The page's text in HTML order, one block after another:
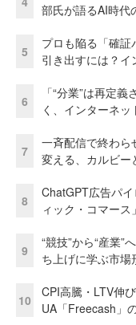
部氏が語るAI時代
5
プロも陥る「確
引き出すには？
6
「“分業”は再定
く、インターネ
7
一斉配信で終わら
変える、カルビー
8
ChatGPT広告パ
ィック・コマー
9
“競技”から“産業”
ち上げに学ぶ市場
10
CPI高騰・LTV伸
UA「Freecash」